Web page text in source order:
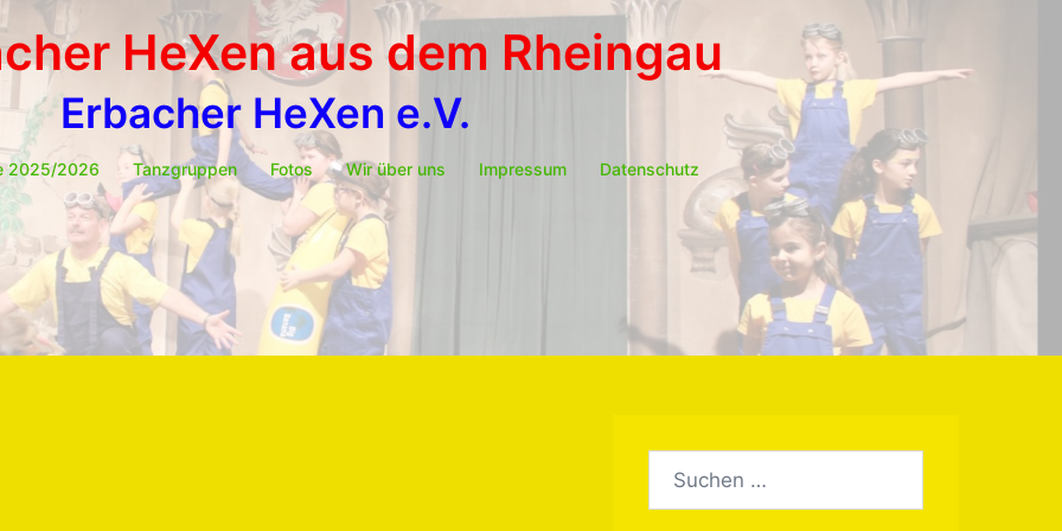
HeXen aus dem Rheingau
Erbacher HeXen e.V.
2025/2026 Tanzgruppen Fotos Wir über uns Impressum Datenschutz
Suchen